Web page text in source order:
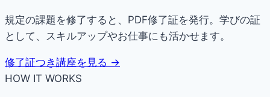
規定の課題を修了すると、PDF修了証を発行。学びの証
として、スキルアップやお仕事にも活かせます。
修了証つき講座を見る →
HOW IT WORKS